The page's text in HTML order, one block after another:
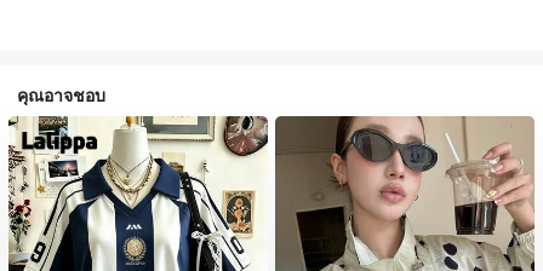
คุณอาจชอบ